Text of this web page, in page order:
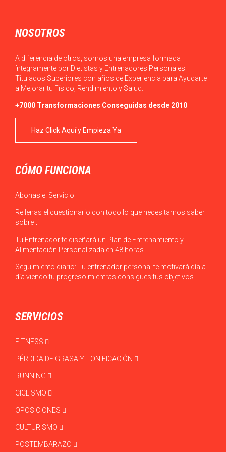
NOSOTROS
A diferencia de otros, somos una empresa formada
íntegramente por Dietistas y Entrenadores Personales
Titulados Superiores con años de Experiencia para Ayudarte
a Mejorar tu Físico, Rendimiento y Salud.
+7000 Transformaciones Conseguidas desde 2010
Haz Click Aquí y Empieza Ya
CÓMO FUNCIONA
Abonas el Servicio
Rellenas el cuestionario con todo lo que necesitamos saber
sobre ti
Tu Entrenador te diseñará un Plan de Entrenamiento y
Alimentación Personalizada en 48 horas
Seguimiento diario: Tu entrenador personal te motivará día a
día viendo tu progreso mientras consigues tus objetivos.
SERVICIOS
FITNESS
PÉRDIDA DE GRASA Y TONIFICACIÓN
RUNNING
CICLISMO
OPOSICIONES
CULTURISMO
POSTEMBARAZO